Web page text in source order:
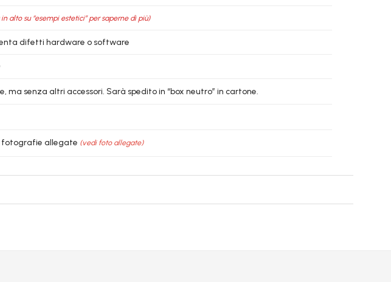
alto su “esempi estetici” per saperne di più)
difetti hardware o software
senza altri accessori. Sarà spedito in “box neutro” in cartone.
fotografie allegate (vedi foto allegate)